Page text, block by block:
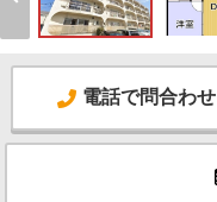
電話で問合わせ